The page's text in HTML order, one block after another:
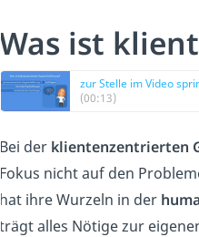
Was ist
zur Stelle im Video
(00:13)
Bei der klientenzentrierten
Fokus nicht auf den
hat ihre Wurzeln in der
trägt alles Nötige zur